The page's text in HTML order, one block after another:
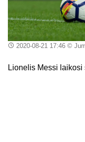
2020-08-21 17:46©
Lionelis Messi laikosi